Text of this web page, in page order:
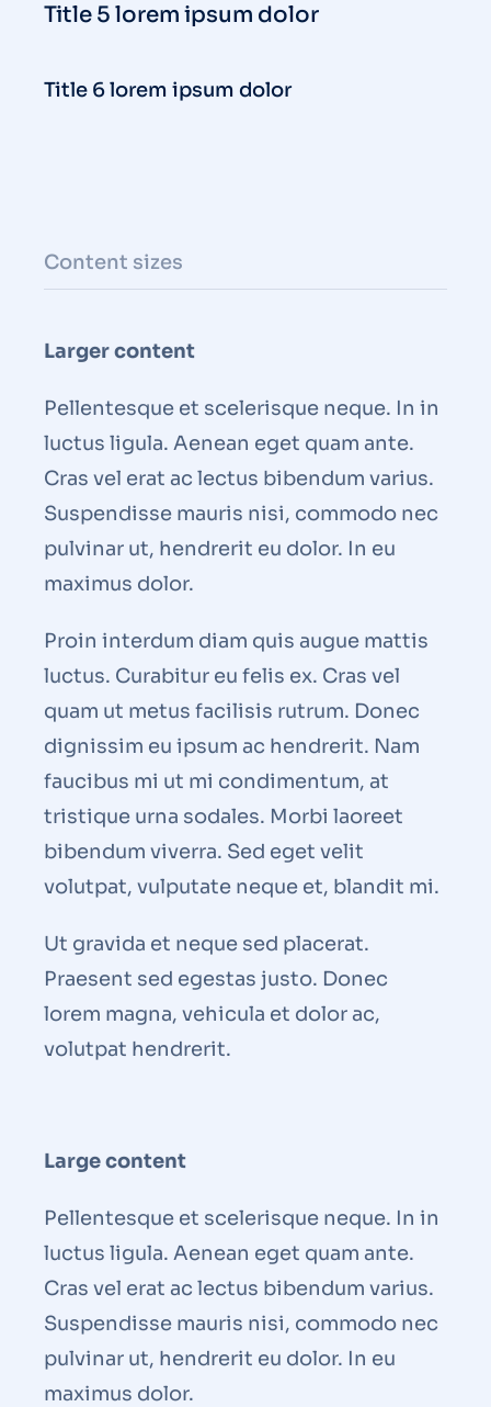
Title 5 lorem ipsum dolor
Title 6 lorem ipsum dolor
Content sizes
Larger content
Pellentesque et scelerisque neque. In in
luctus ligula. Aenean eget quam ante.
Cras vel erat ac lectus bibendum varius.
Suspendisse mauris nisi, commodo nec
pulvinar ut, hendrerit eu dolor. In eu
maximus dolor.
Proin interdum diam quis augue mattis
luctus. Curabitur eu felis ex. Cras vel
quam ut metus facilisis rutrum. Donec
dignissim eu ipsum ac hendrerit. Nam
faucibus mi ut mi condimentum, at
tristique urna sodales. Morbi laoreet
bibendum viverra. Sed eget velit
volutpat, vulputate neque et, blandit mi.
Ut gravida et neque sed placerat.
Praesent sed egestas justo. Donec
lorem magna, vehicula et dolor ac,
volutpat hendrerit.
Large content
Pellentesque et scelerisque neque. In in
luctus ligula. Aenean eget quam ante.
Cras vel erat ac lectus bibendum varius.
Suspendisse mauris nisi, commodo nec
pulvinar ut, hendrerit eu dolor. In eu
maximus dolor.